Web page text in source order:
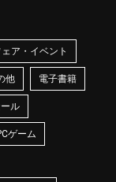
ェア・イベント
他 電子書籍
ル
ゲーム